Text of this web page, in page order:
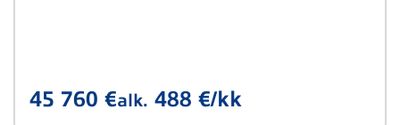
45 760 €alk. 488 €/kk